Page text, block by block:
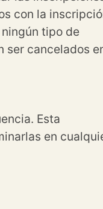
con la
tipo de
ser cancelados
Esta
en